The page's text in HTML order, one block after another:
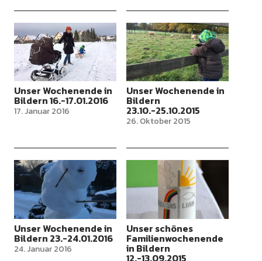
Unser Wochenende in
Bildern 16.-17.01.2016
17. Januar 2016
Unser Wochenende in
Bildern
23.10.-25.10.2015
26. Oktober 2015
Unser Wochenende in
Bildern 23.-24.01.2016
24. Januar 2016
Unser schönes
Familienwochenende
in Bildern
12.-13.09.2015